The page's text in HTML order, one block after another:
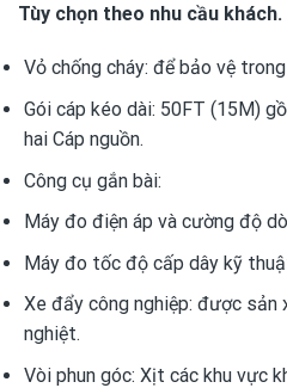
Tùy chọn theo nhu cầu khách.
Vỏ chống cháy: để bảo vệ
Gói cáp kéo dài: 50FT (15M)
hai Cáp nguồn.
Công cụ gắn bài:
Máy đo điện áp và cường độ
Máy đo tốc độ cấp dây kỹ
Xe đẩy công nghiệp: được
nghiệt.
Vòi phun góc: Xịt các khu vực